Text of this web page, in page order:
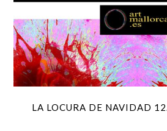
LA LOCURA DE NAVIDAD